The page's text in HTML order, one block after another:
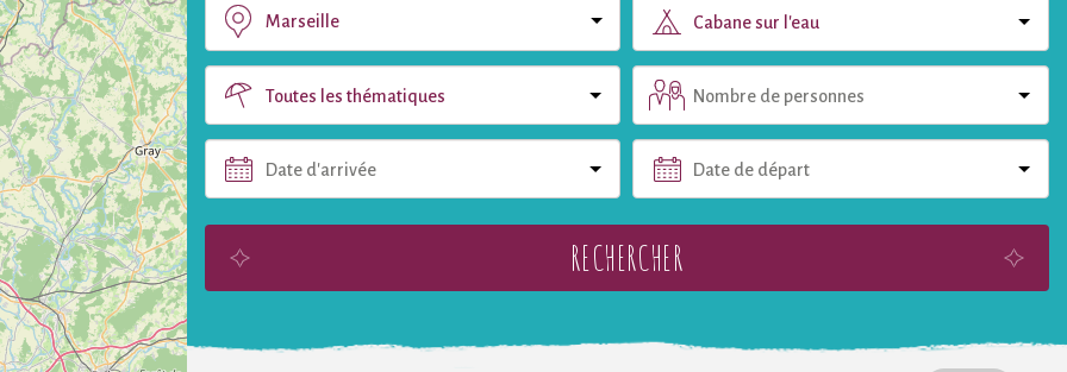
Cabane sur l'eau
Toutes les thématiques Nombre de personnes
Date d'arrivée Date de départ
RECHERCHER